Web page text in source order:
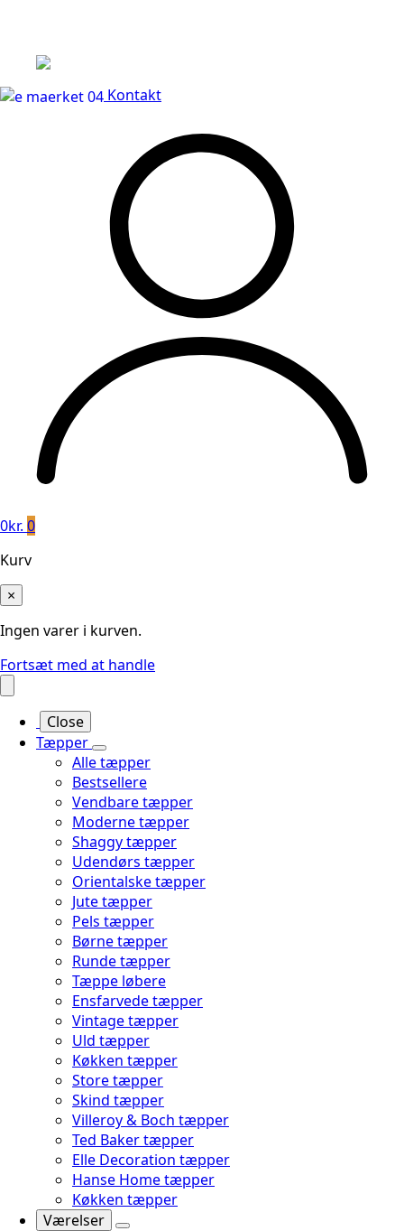
Kontakt
0kr. 0
Kurv
×
Ingen varer i kurven.
Fortsæt med at handle
Close
Tæpper
Alle tæpper
Bestsellere
Vendbare tæpper
Moderne tæpper
Shaggy tæpper
Udendørs tæpper
Orientalske tæpper
Jute tæpper
Pels tæpper
Børne tæpper
Runde tæpper
Tæppe løbere
Ensfarvede tæpper
Vintage tæpper
Uld tæpper
Køkken tæpper
Store tæpper
Skind tæpper
Villeroy & Boch tæpper
Ted Baker tæpper
Elle Decoration tæpper
Hanse Home tæpper
Køkken tæpper
Værelser